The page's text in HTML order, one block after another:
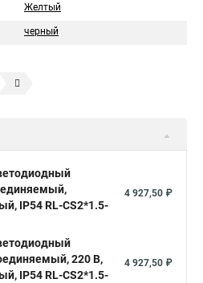
Желтый
черный
купить в
занавес
купить
IP54 RL-CS2*1.5-
4 927,50 ₽
220 В,
IP54 RL-CS2*1.5-
4 927,50 ₽